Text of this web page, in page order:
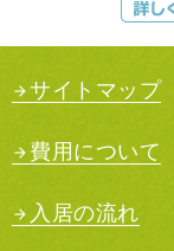
サイトマップ
費用について
入居の流れ